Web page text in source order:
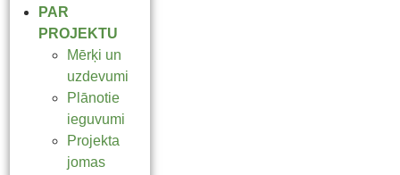
PAR
PROJEKTU
Mērķi un
uzdevumi
Plānotie
ieguvumi
Projekta
jomas